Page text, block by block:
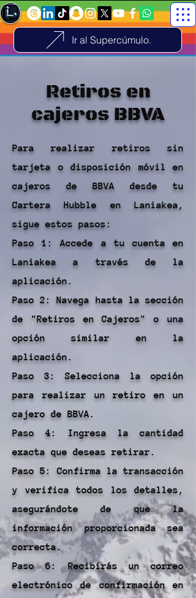
Ir al Supercúmulo.
Retiros en
cajeros BBVA
Para realizar retiros sin
tarjeta o disposición móvil en
cajeros de BBVA desde tu
Cartera Hubble en Laniakea,
sigue estos pasos:
Paso 1: Accede a tu cuenta en
Laniakea a través de la
aplicación.
Paso 2: Navega hasta la sección
de "Retiros en Cajeros" o una
opción similar en la
aplicación.
Paso 3: Selecciona la opción
para realizar un retiro en un
cajero de BBVA.
Paso 4: Ingresa la cantidad
exacta que deseas retirar.
Paso 5: Confirma la transacción
y verifica todos los detalles,
asegurándote de que la
información proporcionada sea
correcta.
Paso 6: Recibirás un correo
electrónico de confirmación en